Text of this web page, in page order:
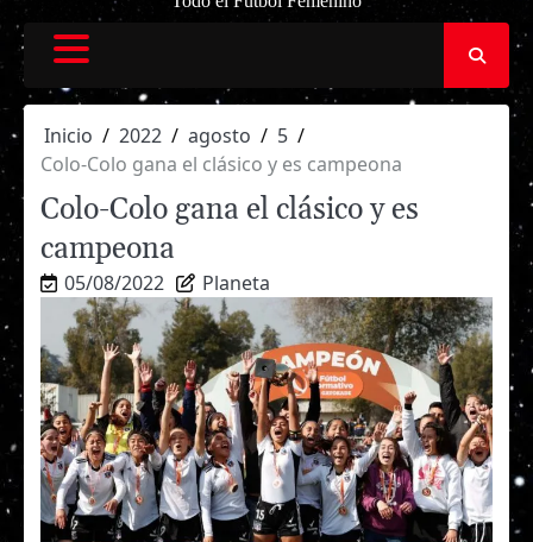
Inicio 2022 agosto
5
Colo-Colo gana el clásico y es campeona
Colo-Colo gana el clásico y es
campeona
05/08/2022 Planeta